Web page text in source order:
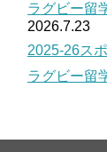
ラグビー留
2026.7.23
2025-26ス
ラグビー留